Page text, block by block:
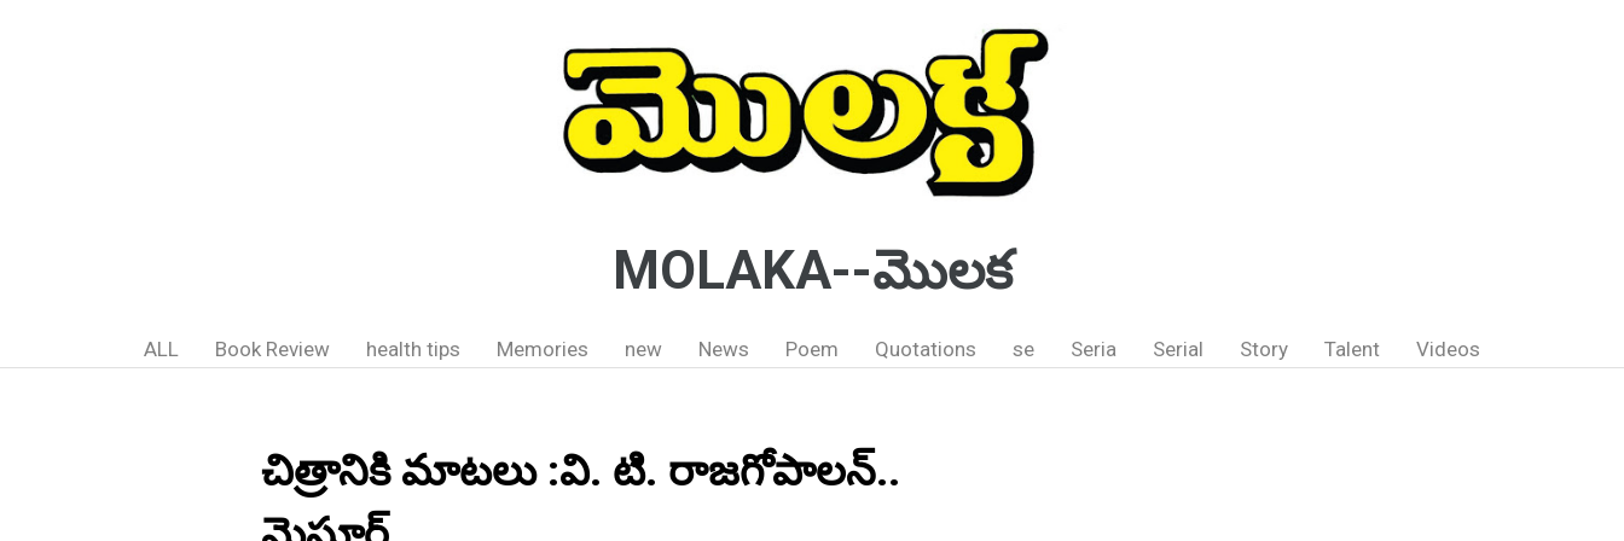
MOLAKA--మొలక
ALL Book Review health tips Memories new News Poem Quotations se Seria Serial Story Talent Videos
చిత్రానికి మాటలు :వి. టి. రాజగోపాలన్..